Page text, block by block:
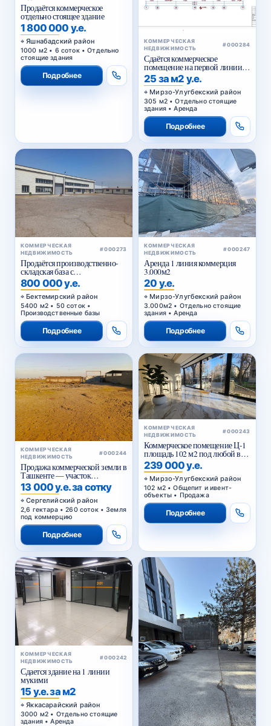
Продаётся коммерческое
отдельно стоящее здание
1 800 000 у.е.
Яшнабадский район
1000 м2 • 6 соток • Отдельно
стоящие здания
Подробнее
КОММЕРЧЕСКАЯ
НЕДВИЖИМОСТЬ
#000284
Сдаётся коммерческое
помещение на первой линии
Сайрам
25 за м2 у.е.
Мирзо-Улугбекский район
305 м2 • Отдельно стоящие
здания • Аренда
Подробнее
КОММЕРЧЕСКАЯ
НЕДВИЖИМОСТЬ
#000273
Продаётся производственно-
складская база с
приватизированным
земельным участком в
Бектемирском районе
Ташкента
800 000 у.е.
Бектемирский район
5400 м2 • 50 соток •
Производственные базы
Подробнее
КОММЕРЧЕСКАЯ
НЕДВИЖИМОСТЬ
#000247
Аренда 1 линия коммерция
3.000м2
20 у.е.
Мирзо-Улугбекский район
3.000м2 • Отдельно стоящие
здания • Аренда
Подробнее
КОММЕРЧЕСКАЯ
НЕДВИЖИМОСТЬ
#000244
Продажа коммерческой земли в
Ташкенте — участок
промышленного назначения
2,6 га в Янги-Хаётском районе
13 000 у.е. за сотку
Сергелийский район
2,6 гектара • 260 соток • Земля
под коммерцию
Подробнее
КОММЕРЧЕСКАЯ
НЕДВИЖИМОСТЬ
#000243
Коммерческое помещение Ц-1
площадь 102 м2 под любой вид
коммерции 1 этаж
239 000 у.е.
Мирзо-Улугбекский район
102 м2 • Общепит и ивент-
объекты • Продажа
Подробнее
КОММЕРЧЕСКАЯ
НЕДВИЖИМОСТЬ
#000242
Сдается здание на 1 линии
мукими
15 у.е. за м2
Яккасарайский район
3000 м2 • Отдельно стоящие
здания • Аренда